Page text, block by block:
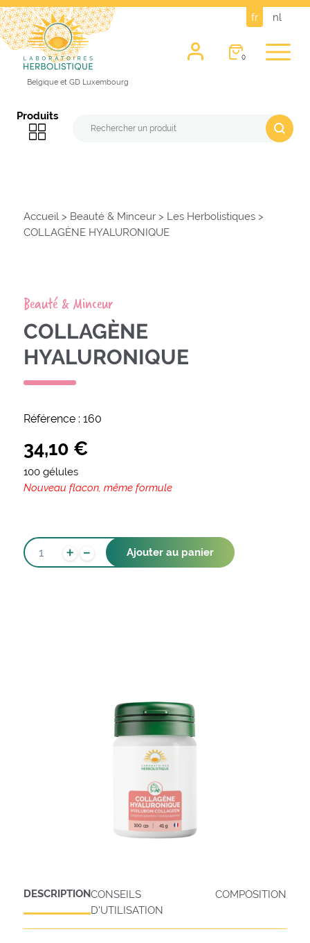
fr nl
Belgique et GD Luxembourg
0
Produits
Accueil > Beauté & Minceur> Les Herbolistiques>
COLLAGÈNE HYALURONIQUE
Beauté & Minceur
COLLAGÈNE
HYALURONIQUE
34,10 €
100 gélules
Nouveau flacon, même formule
QUANTITÉ
DE
+ - Ajouter au panier
Référence : 160
DESCRIPTIONCONSEILS
D'UTILISATION
COMPOSITION